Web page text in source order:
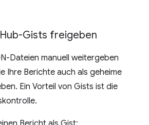
Hub-Gists freigeben
Dateien manuell weitergeben
Ihre Berichte auch als geheime
Ein Vorteil von Gists ist die